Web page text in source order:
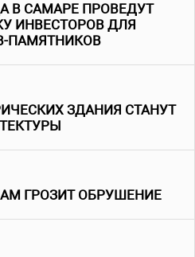
В САМАРЕ ПРОВЕДУТ
ИНВЕСТОРОВ ДЛЯ
ПАМЯТНИКОВ
ЗДАНИЯ СТАНУТ
ГРОЗИТ ОБРУШЕНИЕ